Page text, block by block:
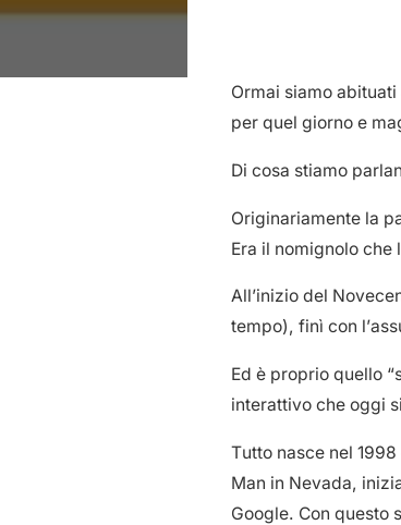
Ormai siamo
per quel giorno e
Di cosa stiamo
Originariamente la
Era il nomignolo
All’inizio del
tempo), finì con
Ed è proprio quello
interattivo che oggi
Tutto nasce nel
Man in Nevada,
Google. Con questo